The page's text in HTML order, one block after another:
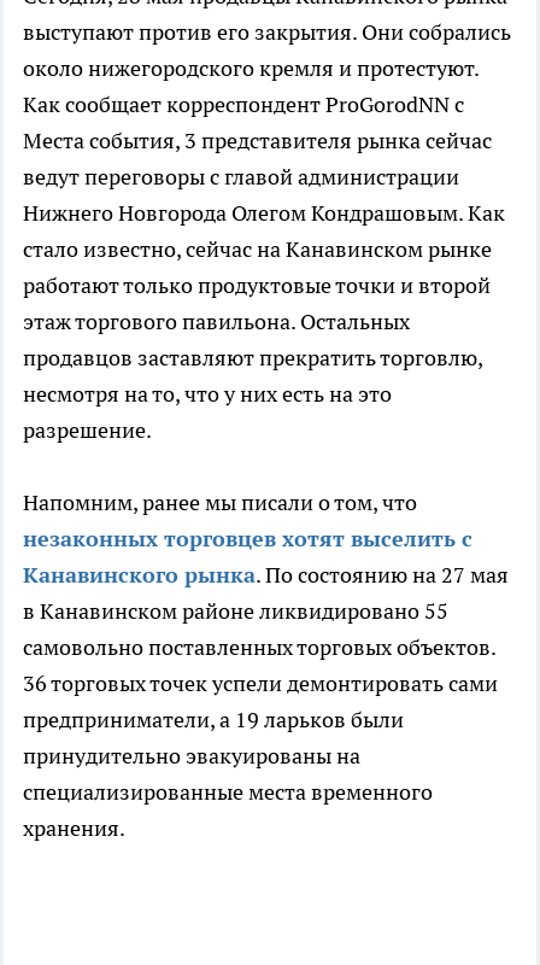
выступают против его закрытия. Они собрались
около нижегородского кремля и протестуют.
Как сообщает корреспондент ProGorodNN c
Места события, 3 представителя рынка сейчас
ведут переговоры с главой администрации
Нижнего Новгорода Олегом Кондрашовым. Как
стало известно, сейчас на Канавинском рынке
работают только продуктовые точки и второй
этаж торгового павильона. Остальных
продавцов заставляют прекратить торговлю,
несмотря на то, что у них есть на это
разрешение.
Напомним, ранее мы писали о том, что
незаконных торговцев хотят выселить с
Канавинского рынка. По состоянию на 27 мая
в Канавинском районе ликвидировано 55
самовольно поставленных торговых объектов.
36 торговых точек успели демонтировать сами
предприниматели, а 19 ларьков были
принудительно эвакуированы на
специализированные места временного
хранения.